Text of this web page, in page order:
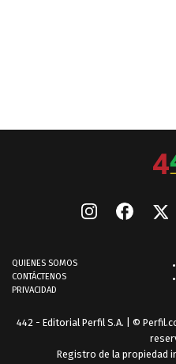
QUIENES SOMOS
CONTÁCTENOS
PRIVACIDAD
442 - Editorial Perfil S.A. | ©
Registro de la propiedad